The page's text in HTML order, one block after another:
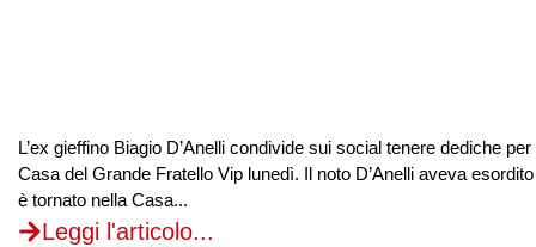
L’ex gieffino Biagio D’Anelli condivide sui social tenere dediche
Casa del Grande Fratello Vip lunedì. Il noto D’Anelli aveva
è tornato nella Casa...
Leggi l'articolo...